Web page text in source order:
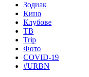
Зодиак
Кино
Клубове
ТВ
Trip
Фото
COVID-19
#URBN